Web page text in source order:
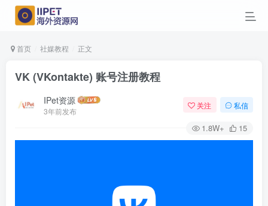
首页 社媒教程 正文
VK (VKontakte) 账号注册教程
IPet资源
3年前发布
关注 私信
1.8W+ 15